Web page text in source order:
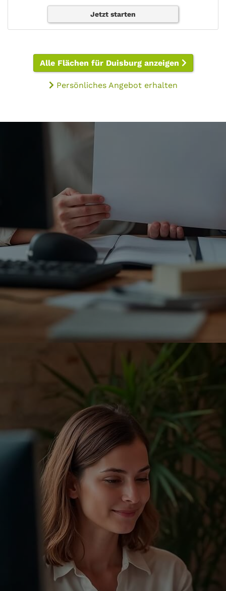
Jetzt starten
Alle Flächen für Duisburg anzeigen
Persönliches Angebot erhalten